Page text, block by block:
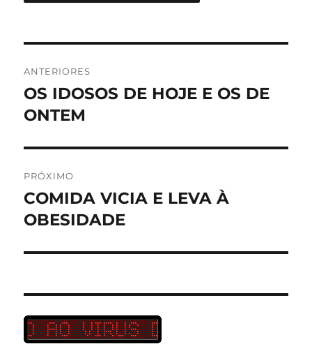
de
Post
ANTERIORES
Post
anterior:
OS IDOSOS DE HOJE E OS DE
ONTEM
PRÓXIMO
Próximo
post:
COMIDA VICIA E LEVA À
OBESIDADE